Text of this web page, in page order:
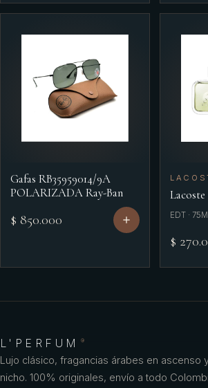
Gafas RB35959014/9A
POLARIZADA Ray-Ban
$ 850.000 EDT ·
$
L'PERFUM ®
Lujo clásico, fragancias árabes en ascenso
nicho. 100% originales, envío a todo